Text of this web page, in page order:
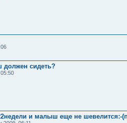
сидеть?
и малыш еще не шевелится:-